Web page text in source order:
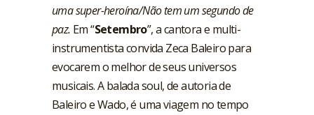
uma super-heroína/Não tem um segundo de
paz. Em “Setembro”, a cantora e multi-
instrumentista convida Zeca Baleiro para
evocarem o melhor de seus universos
musicais. A balada soul, de autoria de
Baleiro e Wado, é uma viagem no tempo